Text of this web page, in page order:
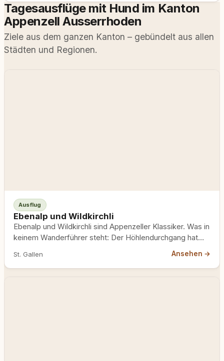
Tagesausflüge mit Hund im Kanton
Appenzell Ausserrhoden
Ziele aus dem ganzen Kanton – gebündelt aus allen
Städten und Regionen.
Ausflug
Ebenalp und Wildkirchli
Ebenalp und Wildkirchli sind Appenzeller Klassiker. Was in
keinem Wanderführer steht: Der Höhlendurchgang hat
St. Gallen Ansehen →